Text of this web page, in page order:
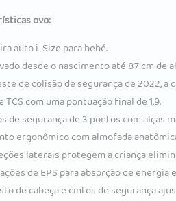
ovo:
auto i-Size para bebé.
desde o nascimento até 87 cm de
de colisão de segurança de 2022, a
TCS com uma pontuação final de 1,9.
de segurança de 3 pontos com alças
ergonômico com almofada
laterais protegem a criança
de EPS para absorção de
de cabeça e cintos de segurança